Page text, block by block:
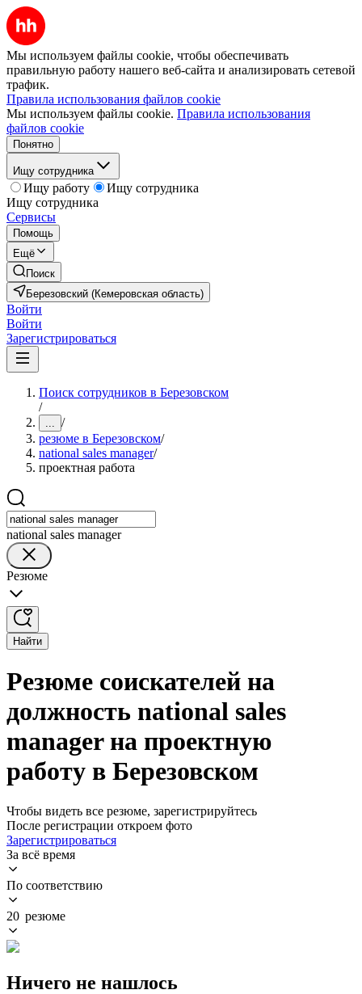
Мы используем файлы cookie, чтобы обеспечивать
правильную работу нашего веб-сайта и анализировать сетевой
трафик.
Правила использования файлов cookie
Мы используем файлы cookie. Правила использования
файлов cookie
Понятно
Ищу сотрудника
Ищу работу
Ищу сотрудника
Ищу сотрудника
Сервисы
Помощь
Ещё
Поиск
Березовский (Кемеровская область)
Войти
Войти
Зарегистрироваться
Поиск сотрудников в Березовском
/
... /
резюме в Березовском/
national sales manager/
проектная работа
national sales manager
Резюме
Найти
Резюме соискателей на
должность national sales
manager на проектную
работу в Березовском
Чтобы видеть все резюме, зарегистрируйтесь
После регистрации откроем фото
Зарегистрироваться
За всё время
По соответствию
20 резюме
Ничего не нашлось